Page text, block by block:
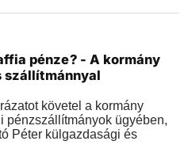
pénze? - A kormány
szállítmánnyal
követel a kormány
pénzszállítmányok ügyében,
Péter külgazdasági és